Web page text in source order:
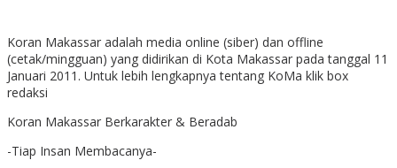
Koran Makassar adalah media online (siber) dan offline
(cetak/mingguan) yang didirikan di Kota Makassar pada tanggal 11
Januari 2011. Untuk lebih lengkapnya tentang KoMa klik box
redaksi
Koran Makassar Berkarakter & Beradab
-Tiap Insan Membacanya-